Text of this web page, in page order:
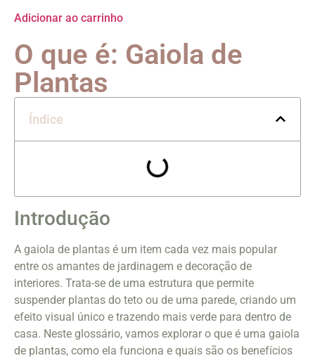
Adicionar ao carrinho
O que é: Gaiola de
Plantas
Índice
Introdução
A gaiola de plantas é um item cada vez mais popular
entre os amantes de jardinagem e decoração de
interiores. Trata-se de uma estrutura que permite
suspender plantas do teto ou de uma parede, criando um
efeito visual único e trazendo mais verde para dentro de
casa. Neste glossário, vamos explorar o que é uma gaiola
de plantas, como ela funciona e quais são os benefícios